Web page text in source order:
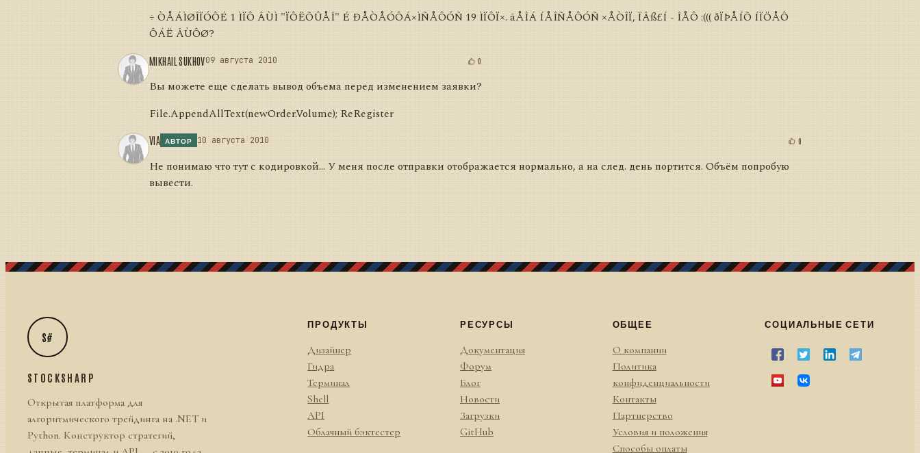
÷ ÒÅÁÌØÎÏÓÔÉ 1 ÌÏÔ ÂÙÌ "ÏÔËÕÛÅÎ" É ÐÅÒÅÓÔÁ×ÌÑÅÔÓÑ 19 ÌÏÔÏ×. ãÅÎÁ ÍÅÎÑÅÔÓÑ ×ÅÒÎÏ, ÏÂß£Í - ÎÅÔ :((( ðÏÞÅÍÕ ÍÏÖÅÔ
ÔÁË ÂÙÔØ?
MIKHAIL SUKHOV09 августа 2010 0
Вы можете еще сделать вывод объема перед изменением заявки?
File.AppendAllText(newOrder.Volume); ReRegister
VIA АВТОР 10 августа 2010 0
Не понимаю что тут с кодировкой... У меня после отправки отображается нормально, а на след. день портится. Объём попробую
вывести.
S#
STOCKSHARP
Открытая платформа для
алгоритмического трейдинга на .NET и
Python. Конструктор стратегий,
ПРОДУКТЫ
Дизайнер
Гидра
Терминал
Shell
API
Облачный бэктестер
РЕСУРСЫ
Документация
Форум
Блог
Новости
Загрузки
GitHub
ОБЩЕЕ
О компании
Политика
конфиденциальности
Контакты
Партнерство
Условия и положения
Способы оплаты
СОЦИАЛЬНЫЕ СЕТИ